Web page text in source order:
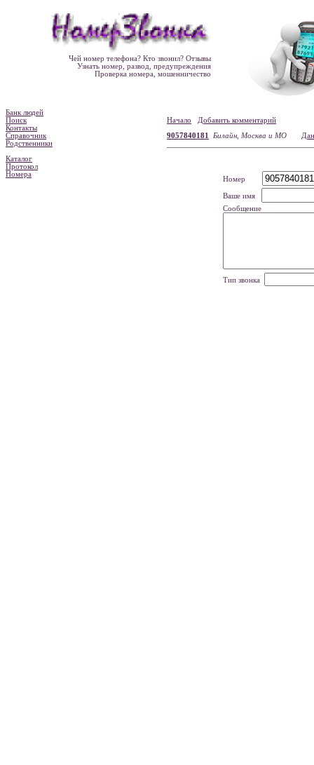
Чей номер телефона? Кто звонил? Отзывы
Узнать номер, развод, предупреждения
Проверка номера, мошенничество
Банк людей
Поиск
Контакты
Справочник
Родственники
Каталог
Протокол
Номера
Начало
Добавить комментарий
9057840181
Билайн, Москва и МО
Номер
Ваше имя
Сообщение
Тип звонка